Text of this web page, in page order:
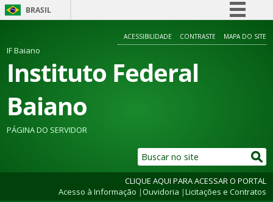
BRASIL
Participe
ACESSIBILIDADE CONTRASTE MAPA DO SITE
IF Baiano
Instituto Federal
Baiano
PÁGINA DO SERVIDOR
CLIQUE AQUI PARA ACESSAR O PORTAL
Acesso à Informação |Ouvidoria |Licitações e Contratos